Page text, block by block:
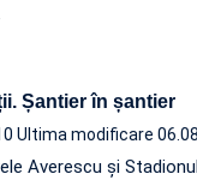
Șantier în șantier
Ultima modificare
Averescu și